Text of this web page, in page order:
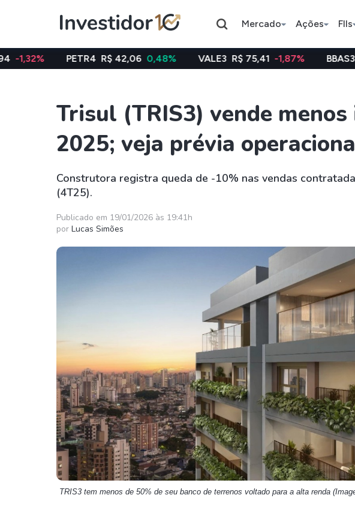
Mercado Ações FIIs
Assuntos do momento
Índice
Ibovespa
Índice
Selic
Índice
Bradesco
Ações
Taesa
Itausa
XPML11
KNCR11
Ver todos
SMAL11
GOLD11
XINA11
Ver todos
PETR4 R$ 42,06 0,48% VALE3 R$ 75,41 -1,87% BBAS3 R$ 20,24 -
Trisul (TRIS3) vende menos
2025; veja prévia
Construtora registra queda de -10% nas vendas
(4T25).
Publicado em 19/01/2026 às 19:41h
por Lucas Simões
TRIS3 tem menos de 50% de seu banco de terrenos voltado para a alta renda